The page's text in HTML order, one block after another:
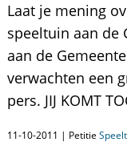
Laat je mening
speeltuin aan de
aan de
verwachten een
pers. JIJ KOMT
11-10-2011 | Petitie